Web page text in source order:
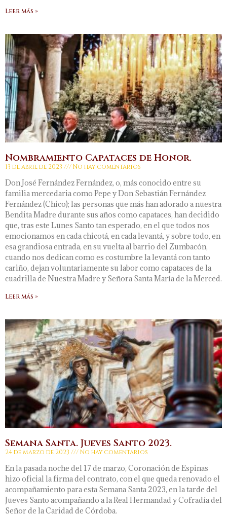
Leer más »
Nombramiento Capataces de Honor.
13 de abril de 2023 No hay comentarios
Don José Fernández Fernández, o, más conocido entre su
familia mercedaria como Pepe y Don Sebastián Fernández
Fernández (Chico); las personas que más han adorado a nuestra
Bendita Madre durante sus años como capataces, han decidido
que, tras este Lunes Santo tan esperado, en el que todos nos
emocionamos en cada chicotá, en cada levantá, y sobre todo, en
esa grandiosa entrada, en su vuelta al barrio del Zumbacón,
cuando nos dedican como es costumbre la levantá con tanto
cariño, dejan voluntariamente su labor como capataces de la
cuadrilla de Nuestra Madre y Señora Santa María de la Merced.
Leer más »
Semana Santa. Jueves Santo 2023.
24 de marzo de 2023 No hay comentarios
En la pasada noche del 17 de marzo, Coronación de Espinas
hizo oficial la firma del contrato, con el que queda renovado el
acompañamiento para esta Semana Santa 2023, en la tarde del
Jueves Santo acompañando a la Real Hermandad y Cofradía del
Señor de la Caridad de Córdoba.